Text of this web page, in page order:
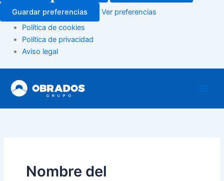
Guardar preferencias
Ver preferencias
Política de cookies
Política de privacidad
Aviso legal
contenido
Nombre del